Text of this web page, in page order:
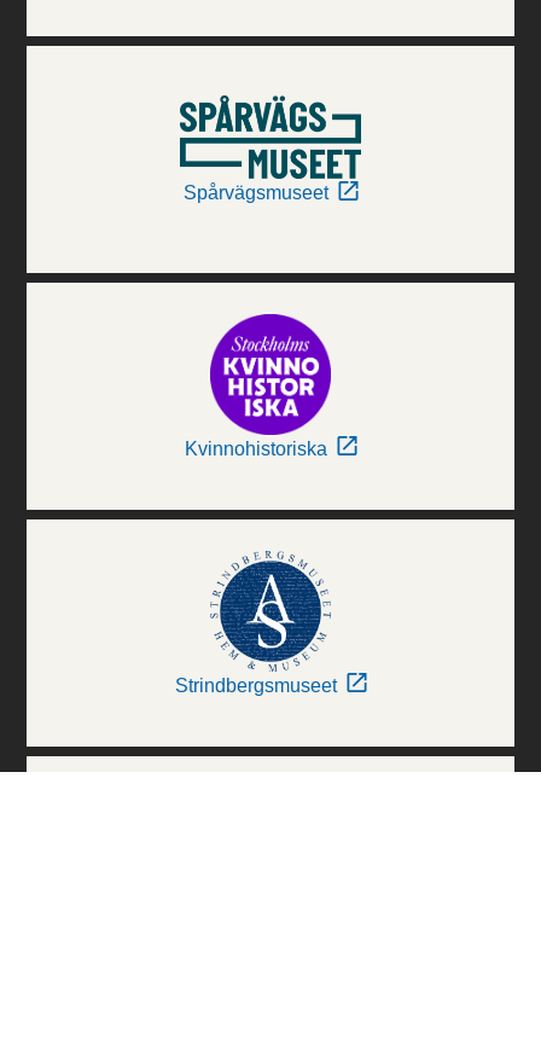
Spårvägsmuseet
Kvinnohistoriska
Strindbergsmuseet